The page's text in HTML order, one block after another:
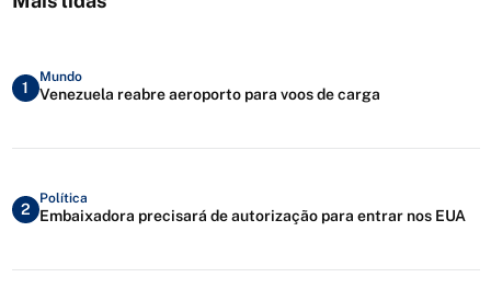
1
Mundo
Venezuela reabre aeroporto para voos de carga
2
Política
Embaixadora precisará de autorização para entrar nos EUA